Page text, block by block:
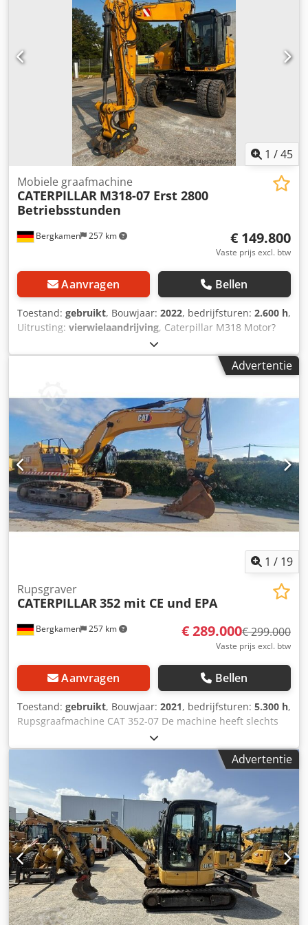
Airconditioning CE-certificering
1 /45
Bergkamen 257 km
Mobiele graafmachine
CATERPILLAR M318-07 Erst 2800
Betriebsstunden
€ 149.800
Vaste prijs excl. btw
Aanvragen Bellen
Toestand: gebruikt, Bouwjaar: 2022, bedrijfsturen: 2.600 h,
Uitrusting: vierwielaandrijving, Caterpillar M318 Motor?
Motor: Cat C4.4 Vermogen (ISO 14396): 129 kW / ca. 176 pk
Dcodpfezqx Rtox Agusk Cilinderinhoud: 4,4 l Cilinders: 4
Emissie: EU Stage V Rijprestaties Topsnelheid: tot ca. 35
Stuurinrichting: vierwielbesturing met pendelas Tank &
hydrauliek Dieseltank: ca. 350 liter * Hydraulisch systeem:
load-sensing hydrauliek met meerdere extra circuits voor
aanbouwdelen Airconditioning Slechts 2600 bedrijfsuren
en in zeer goede staat
Advertentie
1 / 19
Bergkamen 257 km
Rupsgraver
CATERPILLAR352 mit CE und EPA
€ 289.000€ 299.000
Vaste prijs excl. btw
Aanvragen Bellen
Toestand: gebruikt, Bouwjaar: 2021, bedrijfsturen: 5.300 h,
Rupsgraafmachine CAT 352-07 De machine heeft slechts
5.300 bedrijfuren en verkeert in goede staat
Bedrijfsgewicht ca. 52.800 kg Dodpfx Aoyy Hvxsgusck
Advertentie